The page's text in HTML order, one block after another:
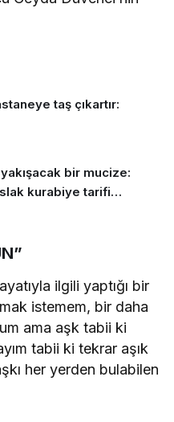
taş çıkartır:
bir mucize:
kurabiye tarifi…
ilgili yaptığı bir
istemem, bir daha
ama aşk tabii ki
tabii ki tekrar aşık
her yerden bulabilen